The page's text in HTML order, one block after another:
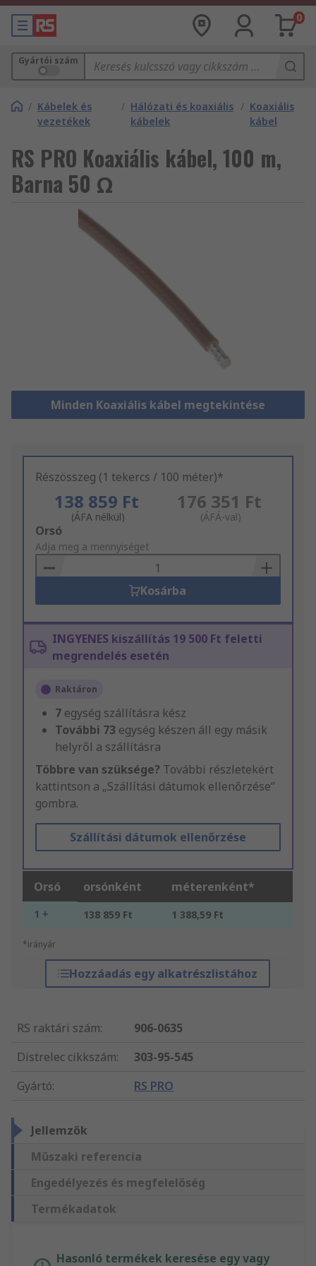
0
Gyártói szám
/ Kábelek és
vezetékek
/ Hálózati és koaxiális
kábelek
/ Koaxiális
kábel
RS PRO Koaxiális kábel, 100 m,
Barna 50 Ω
Minden Koaxiális kábel megtekintése
Részösszeg (1 tekercs / 100 méter)*
138 859 Ft
(ÁFA nélkül)
176 351 Ft
(ÁFÁ-val)
Add
to
Basket
Orsó
Adja meg a mennyiséget
Kosárba
INGYENES kiszállítás 19 500 Ft feletti
megrendelés esetén
Raktáron
7 egység szállításra kész
További 73 egység készen áll egy másik
helyről a szállításra
Többre van szüksége? További részletekért
kattintson a „Szállítási dátumok ellenőrzése”
gombra.
Szállítási dátumok ellenőrzése
Orsó orsónként méterenként*
1 + 138 859 Ft 1 388,59 Ft
*irányár
Hozzáadás egy alkatrészlistához
RS raktári szám:
906-0635
Distrelec cikkszám:
303-95-545
Gyártó: RS PRO
Jellemzők
Műszaki referencia
Engedélyezés és megfelelőség
Termékadatok
Hasonló termékek keresése egy vagy